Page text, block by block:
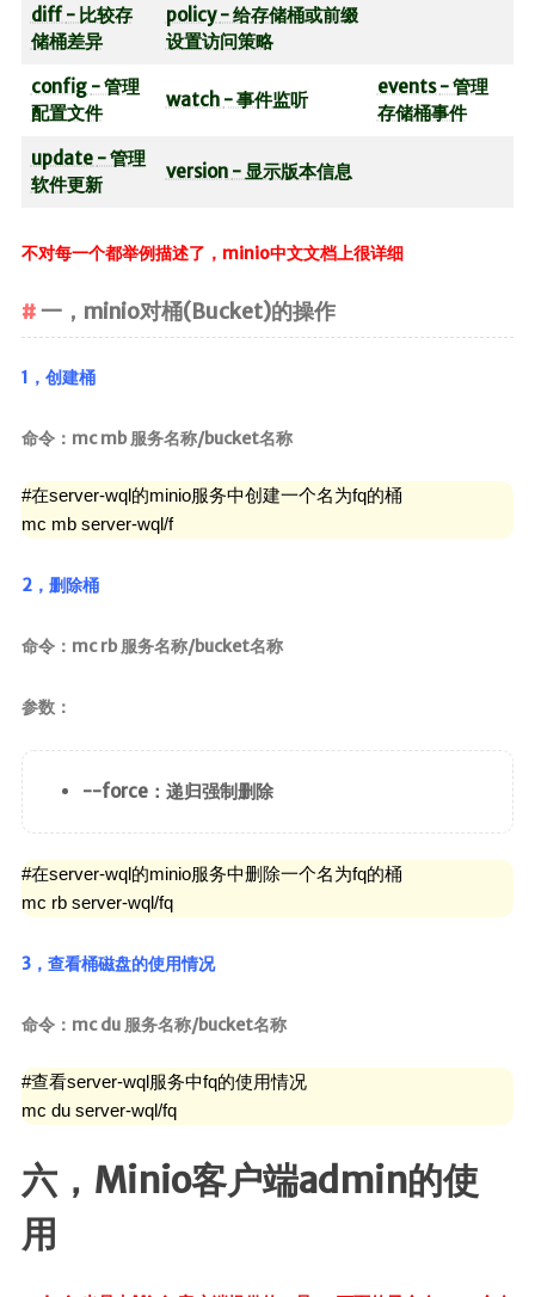
diff - 比较存
储桶差异
policy - 给存储桶或前缀
设置访问策略
config - 管理
配置文件
watch - 事件监听
events - 管理
存储桶事件
update - 管理
软件更新
version - 显示版本信息
不对每一个都举例描述了，minio中文文档上很详细
一，minio对桶(Bucket)的操作
1，创建桶
命令：mc mb 服务名称/bucket名称
#在server-wql的minio服务中创建一个名为fq的桶
mc mb server-wql/f
2，删除桶
命令：mc rb 服务名称/bucket名称
参数：
--force：递归强制删除
#在server-wql的minio服务中删除一个名为fq的桶
mc rb server-wql/fq
3，查看桶磁盘的使用情况
命令：mc du 服务名称/bucket名称
#查看server-wql服务中fq的使用情况
mc du server-wql/fq
六，Minio客户端admin的使
用